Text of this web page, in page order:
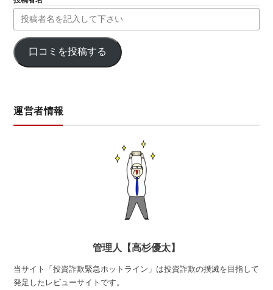
口コミを投稿する
運営者情報
管理人【高杉優太】
当サイト「投資詐欺緊急ホットライン」は投資詐欺の撲滅を目指して
発足したレビューサイトです。